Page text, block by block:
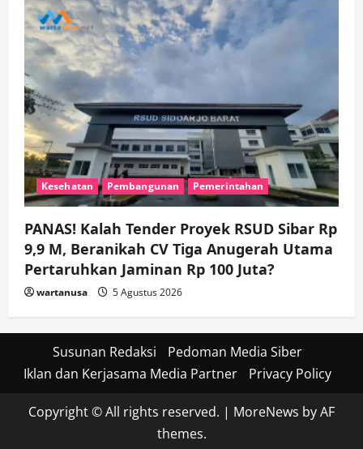
Kesehatan Pembangunan Pemerintahan
PANAS! Kalah Tender Proyek RSUD Sibar Rp
9,9 M, Beranikah CV Tiga Anugerah Utama
Pertaruhkan Jaminan Rp 100 Juta?
wartanusa 5 Agustus 2026
Susunan Redaksi
Pedoman Media Siber
Iklan dan Kerjasama Media Partner
Privacy Policy
Copyright © All rights reserved. | MoreNews by AF
themes.